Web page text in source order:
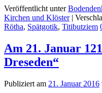
Veröffentlicht unter
Kirchen und Klöster |
Rötha, Spätgotik, Titibutziem
Am 21. Januar
Dreseden“
Publiziert am 21. Januar 2016